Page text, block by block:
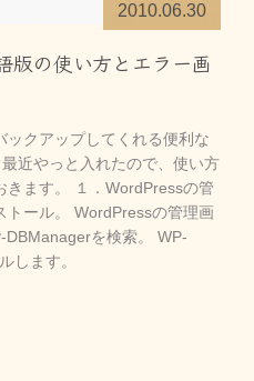
2010.06.30
版の使い方とエラー画
クアップしてくれる便利な
近やっと入れたので、使い方
きます。 １．WordPressの管
トール。 WordPressの管理画
を検索。 WP-
します。